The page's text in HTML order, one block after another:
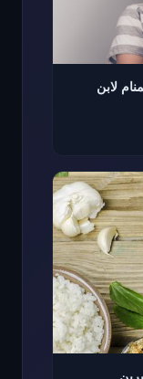
لابن